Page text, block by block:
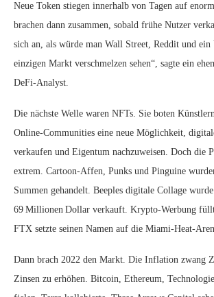
Neue Token stiegen innerhalb von Tagen auf
brachen dann zusammen, sobald frühe Nutzer
sich an, als würde man Wall Street, Reddit und ein
einzigen Markt verschmelzen sehen“, sagte ein
DeFi‑Analyst.
Die nächste Welle waren NFTs. Sie boten
Online‑Communities eine neue Möglichkeit,
verkaufen und Eigentum nachzuweisen. Doch die
extrem. Cartoon‑Affen, Punks und Pinguine
Summen gehandelt. Beeples digitale Collage
69 Millionen Dollar verkauft. Krypto‑Werbung
FTX setzte seinen Namen auf die
Dann brach 2022 den Markt. Die Inflation zwang
Zinsen zu erhöhen. Bitcoin, Ethereum,